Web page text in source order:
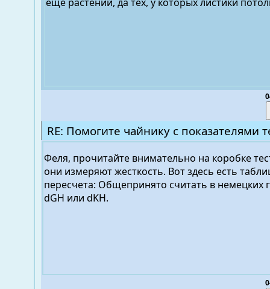
ещё растений, да тех, у которых листики
RE: Помогите чайнику с показателями
Феля, прочитайте внимательно на коробке
они измеряют жесткость. Вот здесь есть
пересчета: Общепринято считать в немецких
dGH или dKH.